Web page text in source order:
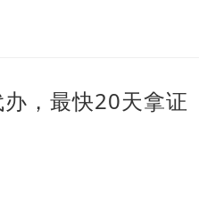
，最快20天拿证